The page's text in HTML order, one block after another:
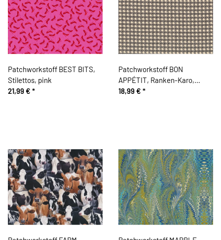
Patchworkstoff BEST BITS,
Stilettos, pink
21,99 € *
Patchworkstoff BON
APPÉTIT, Ranken-Karo,
schwarz-hellbeige
18,99 € *